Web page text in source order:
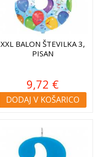
XXL BALON ŠTEVILKA 3,
PISAN
9,72 €
DODAJ V KOŠARICO